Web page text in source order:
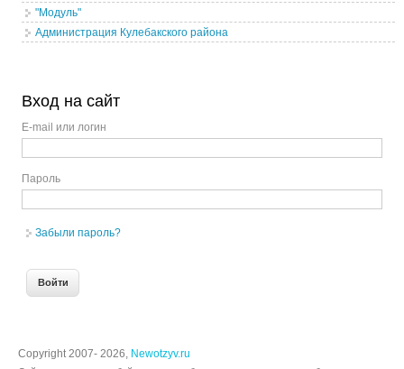
"Модуль"
Администрация Кулебакского района
Вход на сайт
E-mail или логин
Пароль
Забыли пароль?
Copyright 2007- 2026, Newotzyv.ru